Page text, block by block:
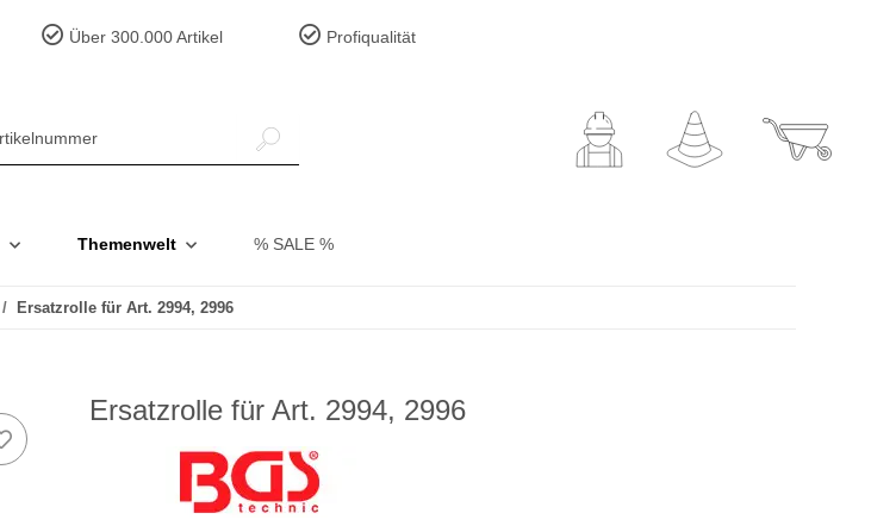
Über 300.000 Artikel Profiqualität
Themenwelt % SALE %
Ersatzrolle für Art. 2994, 2996
Ersatzrolle für Art. 2994, 2996